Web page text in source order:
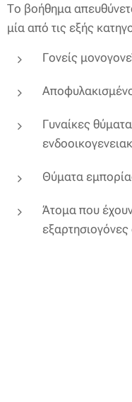
Το βοήθημα
μία από τις εξής
Γονείς
Γυναίκες
Θύματα
Άτομα που
εξαρτησιογόνες